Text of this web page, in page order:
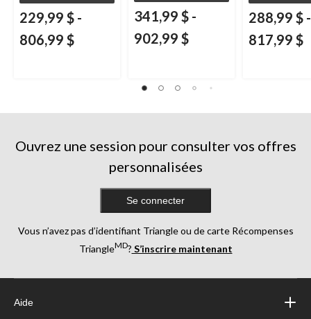
229,99 $ -
806,99 $
341,99 $ -
902,99 $
288,99 $ -
817,99 $
Ouvrez une session pour consulter vos offres
personnalisées
Se connecter
Vous n’avez pas d’identifiant Triangle ou de carte Récompenses
TriangleMD? S’inscrire maintenant
Aide